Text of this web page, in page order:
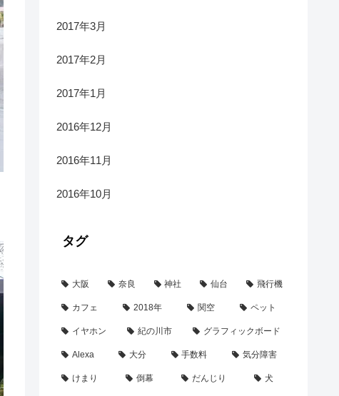
2017年3月
2017年2月
2017年1月
2016年12月
2016年11月
2016年10月
タグ
大阪 奈良 神社 仙台 飛行機
カフェ 2018年 関空 ペット
イヤホン 紀の川市 グラフィックボード
Alexa 大分 手数料 気分障害
けまり 倒幕 だんじり 犬